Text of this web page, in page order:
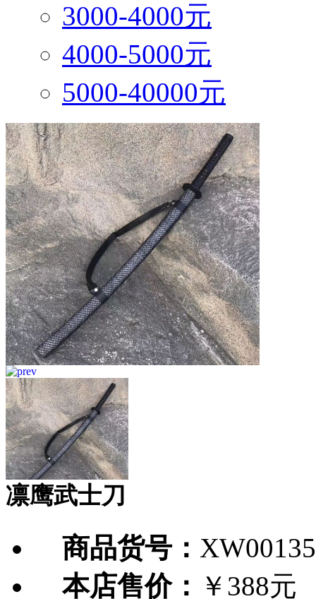
3000-4000元
4000-5000元
5000-40000元
凛鹰武士刀
商品货号：
本店售价： ￥388元